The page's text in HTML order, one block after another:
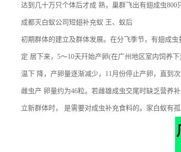
达到几十万只个体后才成 熟，巢群飞出有翅成虫800
成都灭白蚁公司短翅补充蚁 王、蚁后
初期群体的建立及群体发展。在分飞季节，有翅成
定 居下来，5～10天幵始产卵(在广州地区室内饲养
温下 降，产卵量逐渐减少，11月份停止产卵，直到
雌虫产 卵量约为46粒。若雌雄成虫交尾时缺乏营养
立新群体时， 是需要对成虫补充食料的。家白蚁有